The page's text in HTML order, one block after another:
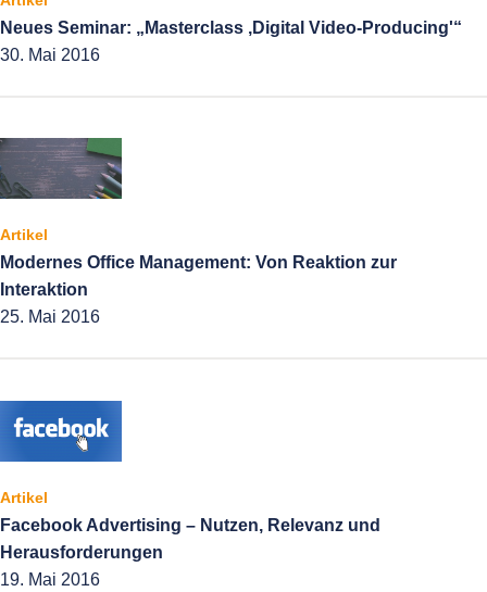
Neues Seminar: „Masterclass ‚Digital Video-Producing'“
30. Mai 2016
Artikel
Modernes Office Management: Von Reaktion zur
Interaktion
25. Mai 2016
Artikel
Facebook Advertising – Nutzen, Relevanz und
Herausforderungen
19. Mai 2016